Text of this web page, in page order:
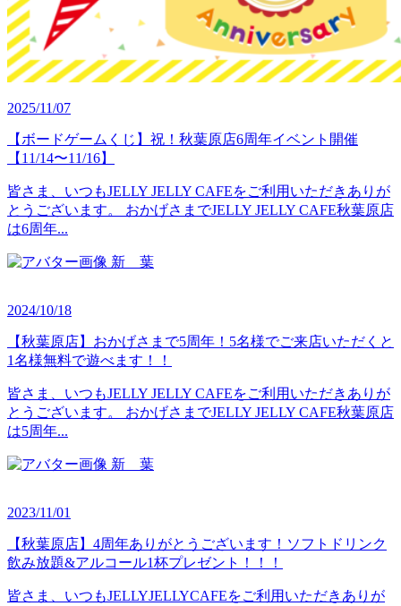
2025/11/07
【ボードゲームくじ】祝！秋葉原店6周年イベント開催
【11/14〜11/16】
皆さま、いつもJELLY JELLY CAFEをご利用いただきありが
とうございます。 おかげさまでJELLY JELLY CAFE秋葉原店
は6周年...
新 葉
2024/10/18
【秋葉原店】おかげさまで5周年！5名様でご来店いただくと
1名様無料で遊べます！！
皆さま、いつもJELLY JELLY CAFEをご利用いただきありが
とうございます。 おかげさまでJELLY JELLY CAFE秋葉原店
は5周年...
新 葉
2023/11/01
【秋葉原店】4周年ありがとうございます！ソフトドリンク
飲み放題&アルコール1杯プレゼント！！！
皆さま、いつもJELLYJELLYCAFEをご利用いただきありが